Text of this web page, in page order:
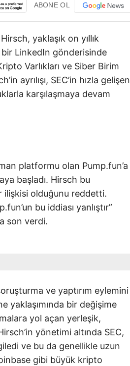
ABONE OL
yaklaşık on yıllık
LinkedIn gönderisinde
Varlıkları ve Siber Birim
ayrılışı, SEC’in hızla gelişen
karşılaşmaya devam
platformu olan Pump.fun’a
başladı. Hirsch bu
ilişkisi olduğunu reddetti.
bu iddiası yanlıştır”
son verdi.
ve yaptırım eylemini
yaklaşımında bir değişime
yol açan yerleşik,
yönetimi altında SEC,
ve bu da genellikle uzun
gibi büyük kripto